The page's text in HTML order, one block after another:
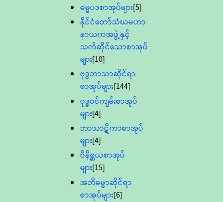
ဓမ္မပဒစာအုပ်များ[5]
နိုင်ငံတော်သံဃမဟာ
နာယကအဖွဲ့နှင့်
သက်ဆိုင်သောစာအုပ်
များ[10]
ဗုဒ္ဓဘာသာဆိုင်ရာ
စာအုပ်များ[144]
ဗုဒ္ဓဝင်ကျမ်းစာအုပ်
များ[4]
ဘာသာဋီကာစာအုပ်
များ[4]
ဝိနိစ္ဆယစာအုပ်
များ[15]
အဘိဓမ္မာဆိုင်ရာ
စာအုပ်များ[6]